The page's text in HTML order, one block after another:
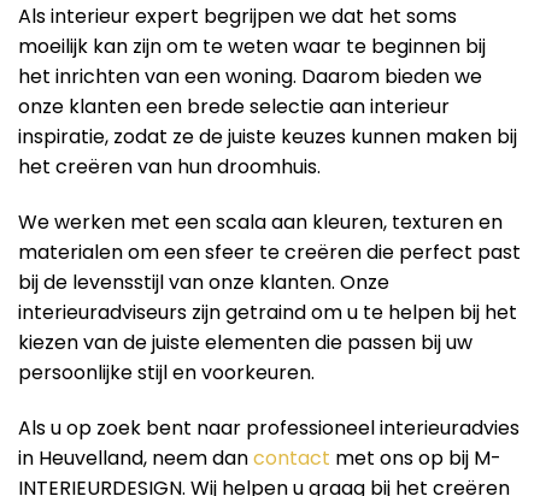
Als interieur expert begrijpen we dat het soms
moeilijk kan zijn om te weten waar te beginnen bij
het inrichten van een woning. Daarom bieden we
onze klanten een brede selectie aan interieur
inspiratie, zodat ze de juiste keuzes kunnen maken bij
het creëren van hun droomhuis.
We werken met een scala aan kleuren, texturen en
materialen om een ​​sfeer te creëren die perfect past
bij de levensstijl van onze klanten. Onze
interieuradviseurs zijn getraind om u te helpen bij het
kiezen van de juiste elementen die passen bij uw
persoonlijke stijl en voorkeuren.
Als u op zoek bent naar professioneel interieuradvies
in Heuvelland, neem dancontact met ons op bij M-
INTERIEURDESIGN. Wij helpen u graag bij het creëren